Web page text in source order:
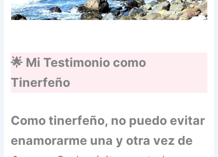
🌟 Mi Testimonio como
Tinerfeño
Como tinerfeño, no puedo evitar
enamorarme una y otra vez de